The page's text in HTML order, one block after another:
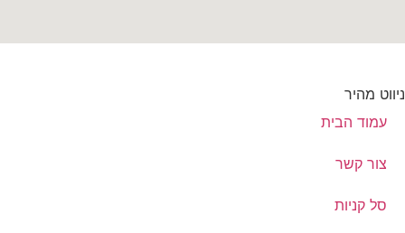
ניווט מהיר
עמוד הבית
צור קשר
סל קניות